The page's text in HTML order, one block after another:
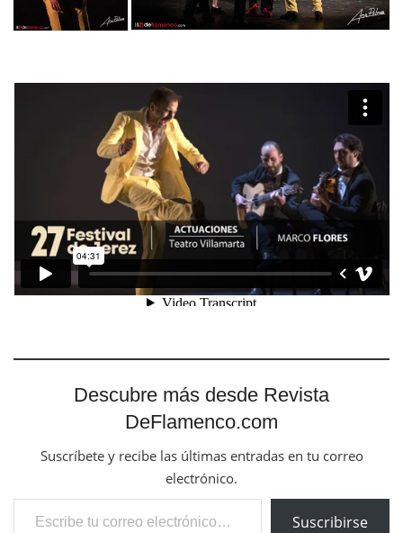
Descubre más desde Revista
DeFlamenco.com
Suscríbete y recibe las últimas entradas en tu correo
electrónico.
Escribe tu correo electrónico…
Suscribirse